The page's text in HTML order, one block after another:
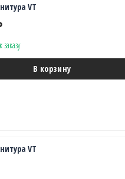
VT
В корзину
VT